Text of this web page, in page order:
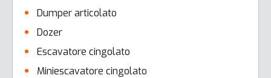
Dumper articolato
Dozer
Escavatore cingolato
Miniescavatore cingolato